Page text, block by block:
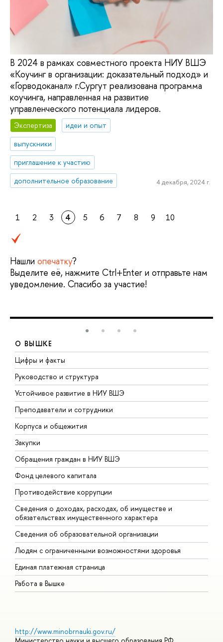
В 2024 в рамках совместного проекта НИУ ВШЭ
«Коучинг в организации: доказательный подход» и
«Горводоканал» г.Сургут реализована программа
коучинга, направленная на развитие
управленческого потенциала лидеров.
Экспертиза
идеи и опыт
выпускники
приглашение к участию
дополнительное образование
4 декабря, 2024 г.
1 2 3 4 5 6 7 8 9 10
Нашли опечатку?
Выделите её, нажмите Ctrl+Enter и отправьте нам
уведомление. Спасибо за участие!
О ВЫШКЕ
Цифры и факты
Руководство и структура
Устойчивое развитие в НИУ ВШЭ
Преподаватели и сотрудники
Корпуса и общежития
Закупки
Обращения граждан в НИУ ВШЭ
Фонд целевого капитала
Противодействие коррупции
Сведения о доходах, расходах, об имуществе и
обязательствах имущественного характера
Сведения об образовательной организации
Людям с ограниченными возможностями здоровья
Единая платежная страница
Работа в Вышке
http://www.minobrnauki.gov.ru/